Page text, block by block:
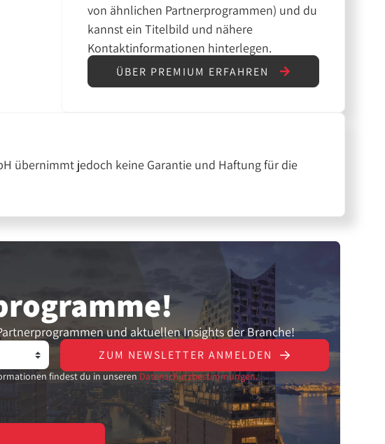
von ähnlichen Partnerprogrammen) und du
kannst ein Titelbild und nähere
Kontaktinformationen hinterlegen.
ÜBER PREMIUM ERFAHREN
übernimmt jedoch keine Garantie und Haftung für die
und aktuellen Insights der Branche!
ZUM NEWSLETTER ANMELDEN
findest du in unseren Datenschutzbestimmungen.